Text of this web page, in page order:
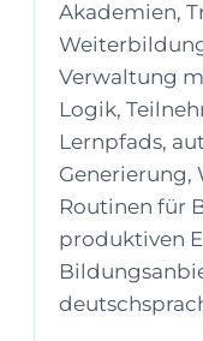
Akademien,
Verwaltung
Logik,
Lernpfads,
Generierung,
Routinen für
produktiven